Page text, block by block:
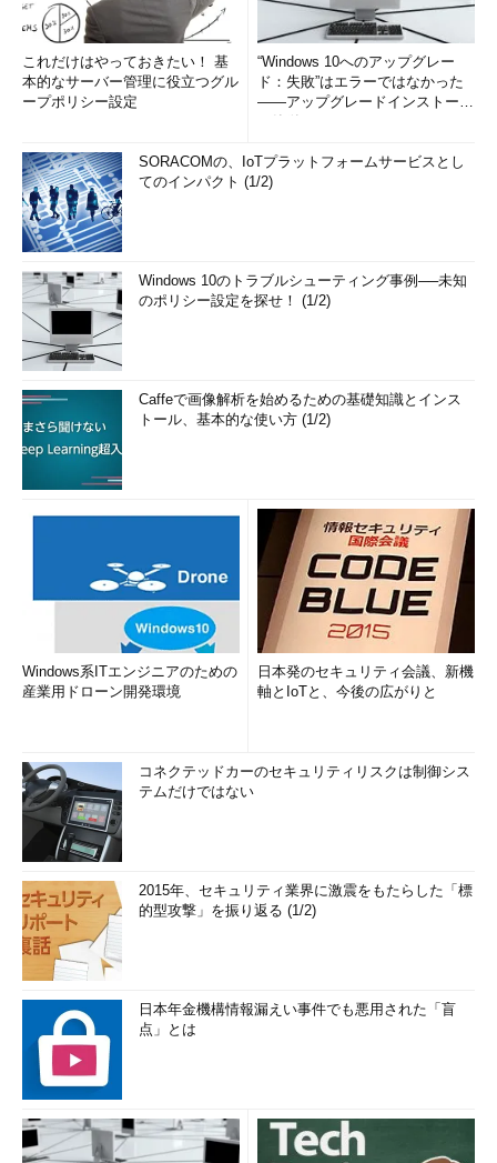
これだけはやっておきたい！ 基
本的なサーバー管理に役立つグル
ープポリシー設定
“Windows 10へのアップグレー
ド：失敗”はエラーではなかった
――アップグレードインストール
SORACOMの、IoTプラットフォームサービスとし
てのインパクト (1/2)
Windows 10のトラブルシューティング事例──未知
のポリシー設定を探せ！ (1/2)
Caffeで画像解析を始めるための基礎知識とインス
トール、基本的な使い方 (1/2)
Windows系ITエンジニアのための
産業用ドローン開発環境
日本発のセキュリティ会議、新機
軸とIoTと、今後の広がりと
コネクテッドカーのセキュリティリスクは制御シス
テムだけではない
2015年、セキュリティ業界に激震をもたらした「標
的型攻撃」を振り返る (1/2)
日本年金機構情報漏えい事件でも悪用された「盲
点」とは